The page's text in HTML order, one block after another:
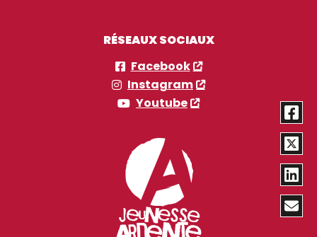
RÉSEAUX SOCIAUX
Facebook
Instagram
Youtube